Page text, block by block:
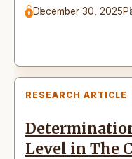
December 30, 2025
RESEARCH ARTICLE
Level in The